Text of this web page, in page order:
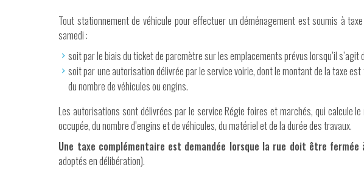
Tout stationnement de véhicule pour effectuer un déménagement est soumis à
samedi :
soit par le biais du ticket de parcmètre sur les emplacements prévus lorsqu’il s’agit
soit par une autorisation délivrée par le service voirie, dont le montant de la taxe
du nombre de véhicules ou engins.
Les autorisations sont délivrées par le service Régie foires et marchés, qui calcule
occupée, du nombre d’engins et de véhicules, du matériel et de la durée des travaux.
Une taxe complémentaire est demandée lorsque la rue doit être
adoptés en délibération).